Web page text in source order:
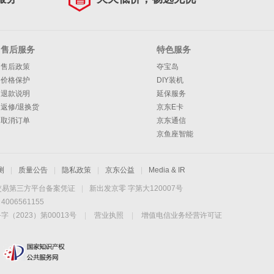
售后服务
售后政策
价格保护
退款说明
返修/退换货
取消订单
特色服务
夺宝岛
DIY装机
延保服务
京东E卡
京东通信
京鱼座智能
质量公告 隐私政策 京东公益 Media & IR
第三方平台备案凭证
新出发京零 字第大120007号
4006561155
（2023）第00013号 营业执照
增值电信业务经营许可证